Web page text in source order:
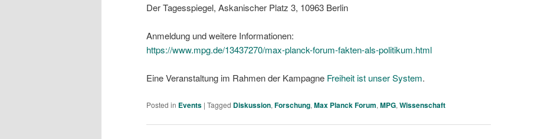
Der Tagesspiegel, Askanischer Platz 3, 10963 Berlin
Anmeldung und weitere Informationen:
https://www.mpg.de/13437270/max-planck-forum-fakten-als-politikum.html
Eine Veranstaltung im Rahmen der Kampagne Freiheit ist unser System.
Posted in Events | Tagged Diskussion, Forschung, Max Planck Forum, MPG, Wissenschaft